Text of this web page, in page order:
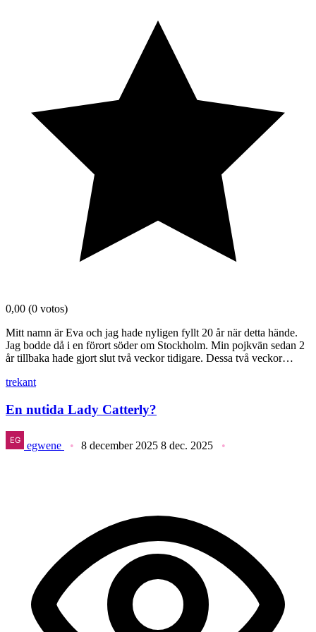
0,00 (0 votos)
Mitt namn är Eva och jag hade nyligen fyllt 20 år när detta hände.
Jag bodde då i en förort söder om Stockholm. Min pojkvän sedan 2
år tillbaka hade gjort slut två veckor tidigare. Dessa två veckor…
trekant
En nutida Lady Catterly?
egwene 8 december 2025 8 dec. 2025